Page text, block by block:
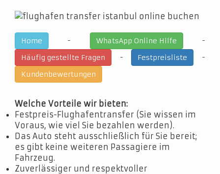
Home - WhatsApp Online Hilfe
-
Häufig gestellte Fragen
- Festpreisliste
-
Kundenbewertungen
Welche Vorteile wir bieten:
Festpreis-Flughafentransfer (Sie wissen im
Voraus, wie viel Sie bezahlen werden).
Das Auto steht ausschließlich für Sie bereit;
es gibt keine weiteren Passagiere im
Fahrzeug.
Zuverlässiger und respektvoller